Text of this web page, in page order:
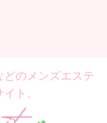
どの メンズエステ
ト。